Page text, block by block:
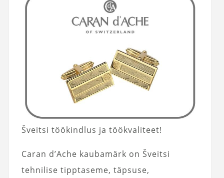
Šveitsi töökindlus ja töökvaliteet!
Caran d’Ache kaubamärk on Šveitsi
tehnilise tipptaseme, täpsuse,